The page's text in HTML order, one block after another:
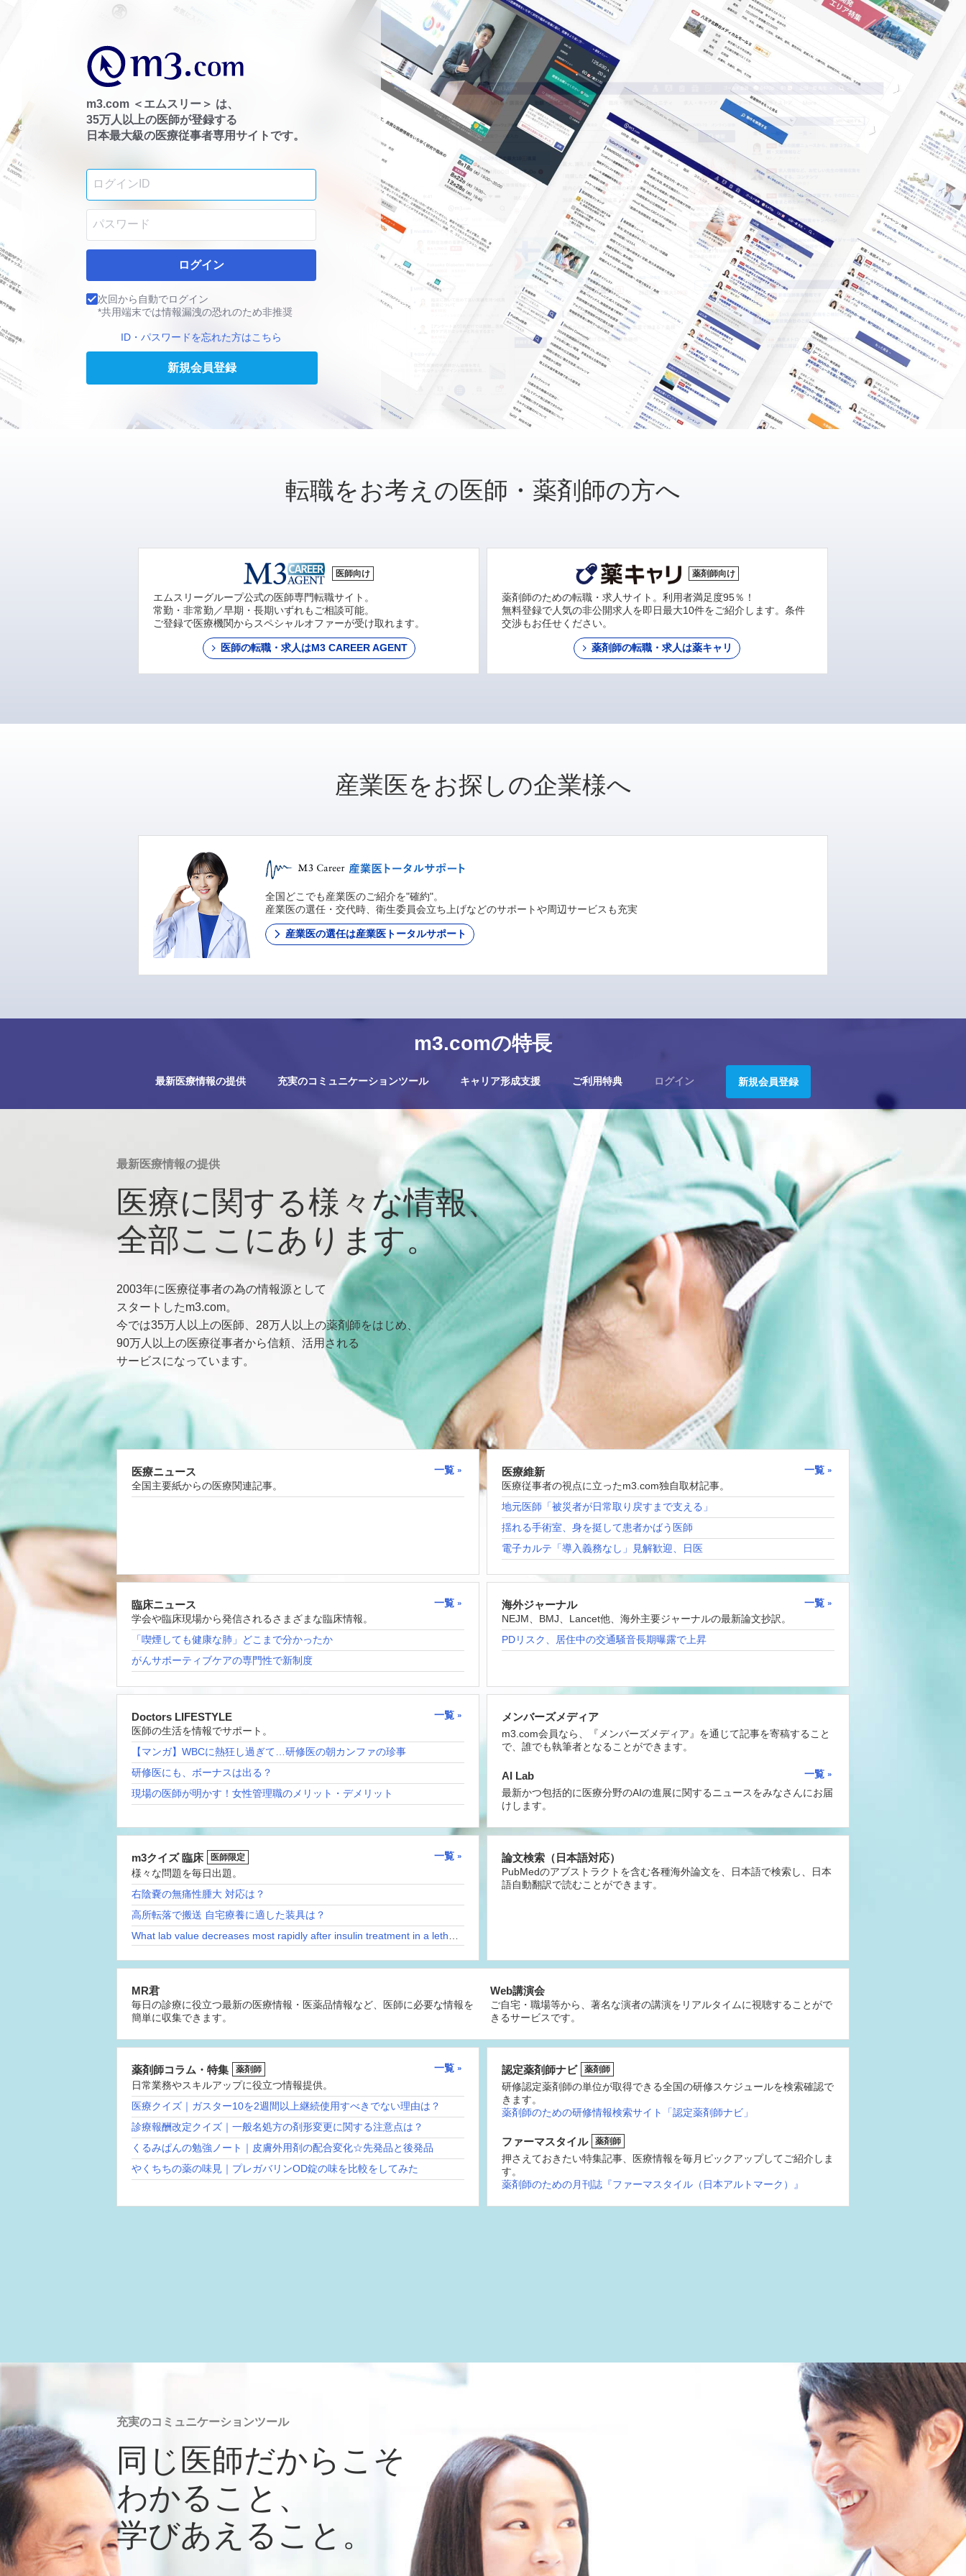
m3.comの特長
最新医療情報の提供 充実のコミュニケーションツール キャリア形成支援 ご利用特典 ログイン 新規会員登録
m3.com ＜エムスリー＞ は、
35万人以上の医師が登録する
日本最大級の医療従事者専用サイトです。
ログイン
次回から自動でログイン
*共用端末では情報漏洩の恐れのため非推奨
ID・パスワードを忘れた方はこちら
新規会員登録
転職をお考えの医師・薬剤師の方へ
医師向け
エムスリーグループ公式の医師専門転職サイト。
常勤・非常勤／早期・長期いずれもご相談可能。
ご登録で医療機関からスペシャルオファーが受け取れます。
医師の転職・求人はM3 CAREER AGENT
薬剤師向け
薬剤師のための転職・求人サイト。利用者満足度95％！
無料登録で人気の非公開求人を即日最大10件をご紹介します。条件
交渉もお任せください。
薬剤師の転職・求人は薬キャリ
産業医をお探しの企業様へ
全国どこでも産業医のご紹介を"確約"。
産業医の選任・交代時、衛生委員会立ち上げなどのサポートや周辺サービスも充実
産業医の選任は産業医トータルサポート
最新医療情報の提供
医療に関する様々な情報、
全部ここにあります。
2003年に医療従事者の為の情報源として
スタートしたm3.com。
今では35万人以上の医師、28万人以上の薬剤師をはじめ、
90万人以上の医療従事者から信頼、活用される
サービスになっています。
医療ニュース
一覧
全国主要紙からの医療関連記事。
医療維新
一覧
医療従事者の視点に立ったm3.com独自取材記事。
地元医師「被災者が日常取り戻すまで支える」
揺れる手術室、身を挺して患者かばう医師
電子カルテ「導入義務なし」見解歓迎、日医
臨床ニュース
一覧
学会や臨床現場から発信されるさまざまな臨床情報。
「喫煙しても健康な肺」どこまで分かったか
がんサポーティブケアの専門性で新制度
海外ジャーナル
一覧
NEJM、BMJ、Lancet他、海外主要ジャーナルの最新論文抄訳。
PDリスク、居住中の交通騒音長期曝露で上昇
Doctors LIFESTYLE
一覧
医師の生活を情報でサポート。
【マンガ】WBCに熱狂し過ぎて…研修医の朝カンファの珍事
研修医にも、ボーナスは出る？
現場の医師が明かす！女性管理職のメリット・デメリット
メンバーズメディア
m3.com会員なら、『メンバーズメディア』を通じて記事を寄稿すること
で、誰でも執筆者となることができます。
AI Lab
一覧
最新かつ包括的に医療分野のAIの進展に関するニュースをみなさんにお届
けします。
m3クイズ 臨床 医師限定
一覧
様々な問題を毎日出題。
右陰嚢の無痛性腫大 対応は？
高所転落で搬送 自宅療養に適した装具は？
論文検索（日本語対応）
PubMedのアブストラクトを含む各種海外論文を、日本語で検索し、日本
語自動翻訳で読むことができます。
MR君
毎日の診療に役立つ最新の医療情報・医薬品情報など、医師に必要な情報を
簡単に収集できます。
Web講演会
ご自宅・職場等から、著名な演者の講演をリアルタイムに視聴することがで
きるサービスです。
薬剤師コラム・特集 薬剤師
一覧
日常業務やスキルアップに役立つ情報提供。
医療クイズ｜ガスター10を2週間以上継続使用すべきでない理由は？
診療報酬改定クイズ｜一般名処方の剤形変更に関する注意点は？
くるみぱんの勉強ノート｜皮膚外用剤の配合変化☆先発品と後発品
やくちちの薬の味見｜プレガバリンOD錠の味を比較をしてみた
認定薬剤師ナビ 薬剤師
研修認定薬剤師の単位が取得できる全国の研修スケジュールを検索確認で
きます。
薬剤師のための研修情報検索サイト「認定薬剤師ナビ」
ファーマスタイル 薬剤師
押さえておきたい特集記事、医療情報を毎月ピックアップしてご紹介しま
す。
薬剤師のための月刊誌『ファーマスタイル（日本アルトマーク）』
充実のコミュニケーションツール
同じ医師だからこそ
わかること、
学びあえること。